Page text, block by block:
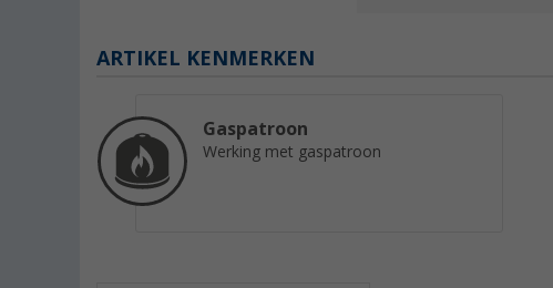
ARTIKEL KENMERKEN
Gaspatroon
Werking met gaspatroon